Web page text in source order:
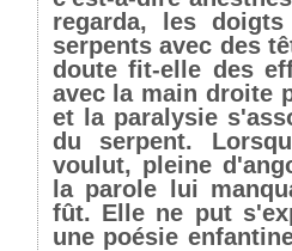
regarda, les
serpents avec des
doute fit-elle des
avec la main droite
et la paralysie
du serpent.
voulut, pleine
la parole lui
fût. Elle ne put
une poésie